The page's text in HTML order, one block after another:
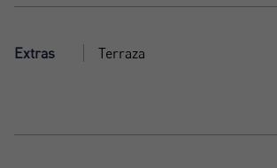
Extras Terraza